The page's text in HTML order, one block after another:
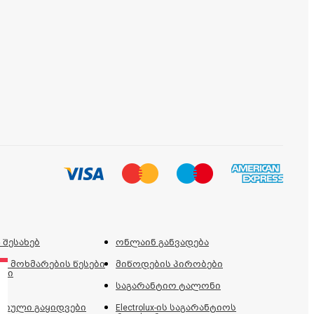
ონლაინ განვადება
მოხმარების წესები მიწოდების პირობები
საგარანტიო ტალონი
გაყიდვები Electrolux-ის საგარანტიოს